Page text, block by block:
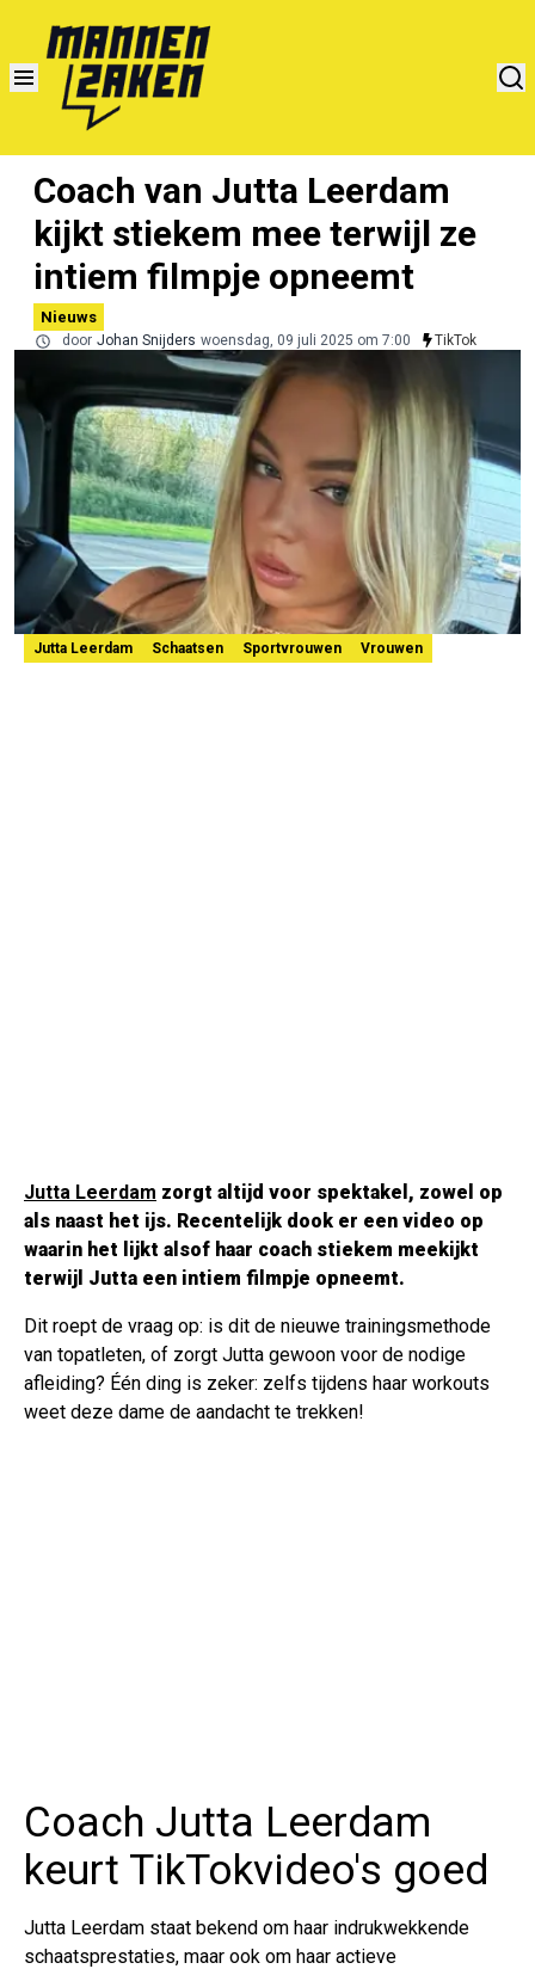
Coach van Jutta Leerdam
kijkt stiekem mee terwijl ze
intiem filmpje opneemt
Nieuws
door Johan Snijders woensdag, 09 juli 2025 om 7:00 TikTok
Jutta Leerdam Schaatsen Sportvrouwen Vrouwen
Jutta Leerdam zorgt altijd voor spektakel, zowel op
als naast het ijs. Recentelijk dook er een video op
waarin het lijkt alsof haar coach stiekem meekijkt
terwijl Jutta een intiem filmpje opneemt.
Dit roept de vraag op: is dit de nieuwe trainingsmethode
van topatleten, of zorgt Jutta gewoon voor de nodige
afleiding? Één ding is zeker: zelfs tijdens haar workouts
weet deze dame de aandacht te trekken!
Coach Jutta Leerdam
keurt TikTokvideo's goed
Jutta Leerdam staat bekend om haar indrukwekkende
schaatsprestaties, maar ook om haar actieve